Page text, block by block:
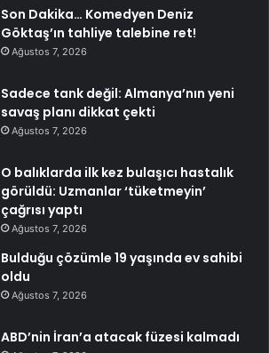
Son Dakika… Komedyen Deniz
Göktaş’ın tahliye talebine ret!
Ağustos 7, 2026
Sadece tank değil: Almanya’nın yeni
savaş planı dikkat çekti
Ağustos 7, 2026
O balıklarda ilk kez bulaşıcı hastalık
görüldü: Uzmanlar ‘tüketmeyin’
çağrısı yaptı
Ağustos 7, 2026
Bulduğu çözümle 19 yaşında ev sahibi
oldu
Ağustos 7, 2026
ABD’nin İran’a atacak füzesi kalmadı